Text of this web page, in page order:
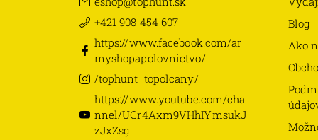
+421 908 454 607
https://www.facebook.com/ar
myshopapolovnictvo/
/tophunt_topolcany/
https://www.youtube.com/cha
nnel/UCr4Axm9VHhIYmsukJ
zJxZsg
Blog
Ako